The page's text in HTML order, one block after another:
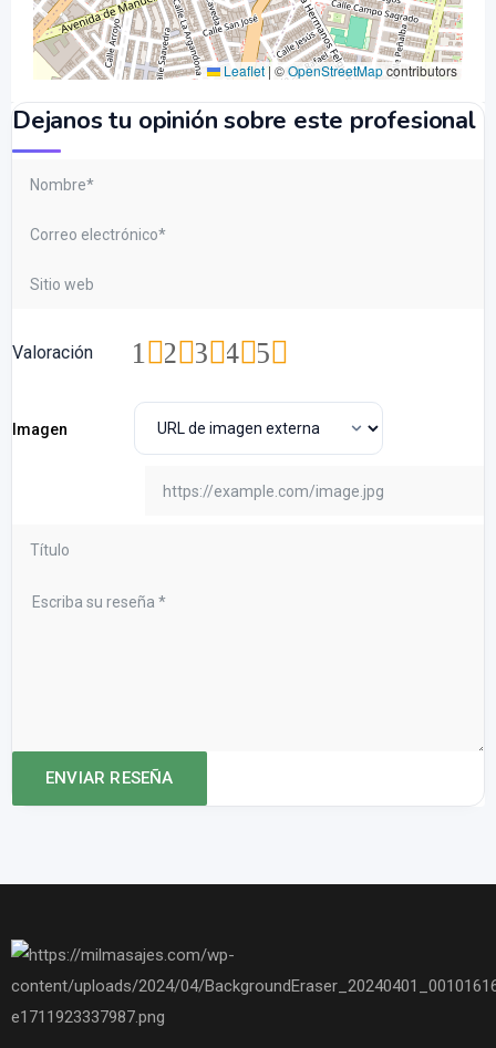
Leaflet | ©OpenStreetMapcontributors
Dejanos tu opinión sobre este profesional
Valoración 5
4
3
2
1
Imagen